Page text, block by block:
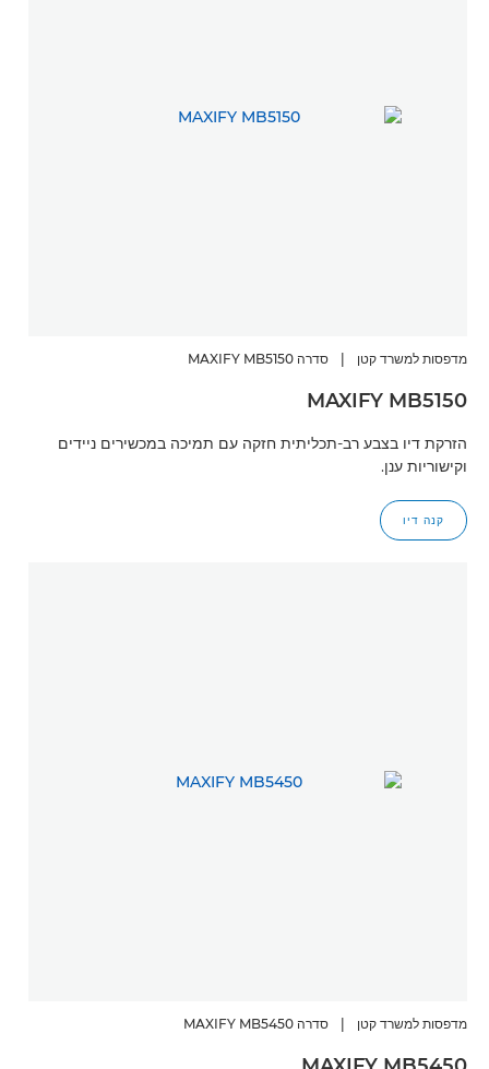
מדפסות למשרד קטן סדרה MAXIFY MB5150
MAXIFY MB5150
הזרקת דיו בצבע רב-תכליתית חזקה עם תמיכה במכשירים ניידים
וקישוריות ענן.
קנה דיו
מדפסות למשרד קטן סדרה MAXIFY MB5450